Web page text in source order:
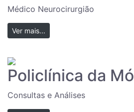
Médico Neurocirurgião
Ver mais...
Policlínica da Mó
Consultas e Análises